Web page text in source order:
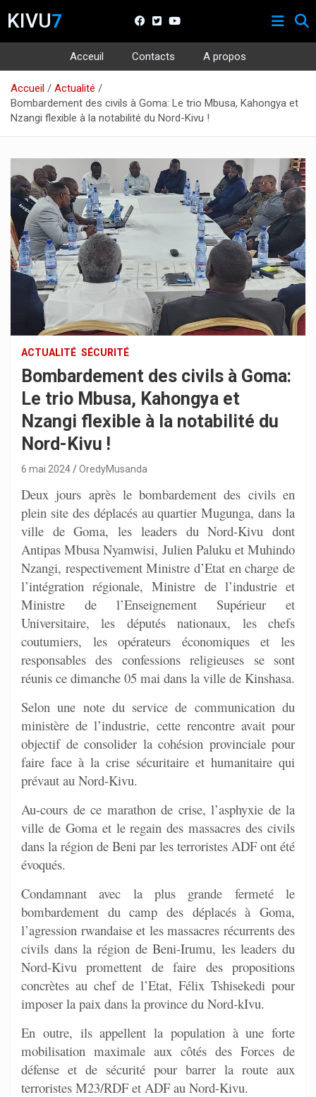
KIVU7
Acceuil Contacts
A propos
contenu
Accueil
Actualité
Bombardement des civils à Goma: Le trio Mbusa, Kahongya et
Nzangi flexible à la notabilité du Nord-Kivu !
ACTUALITÉ SÉCURITÉ
Bombardement des civils à Goma:
Le trio Mbusa, Kahongya et
Nzangi flexible à la notabilité du
Nord-Kivu !
6 mai 2024 OredyMusanda
Deux jours après le bombardement des civils en
plein site des déplacés au quartier Mugunga, dans la
ville de Goma, les leaders du Nord-Kivu dont
Antipas Mbusa Nyamwisi, Julien Paluku et Muhindo
Nzangi, respectivement Ministre d’Etat en charge de
l’intégration régionale, Ministre de l’industrie et
Ministre de l’Enseignement Supérieur et
Universitaire, les députés nationaux, les chefs
coutumiers, les opérateurs économiques et les
responsables des confessions religieuses se sont
réunis ce dimanche 05 mai dans la ville de Kinshasa.
Selon une note du service de communication du
ministère de l’industrie, cette rencontre avait pour
objectif de consolider la cohésion provinciale pour
faire face à la crise sécuritaire et humanitaire qui
prévaut au Nord-Kivu.
Au-cours de ce marathon de crise, l’asphyxie de la
ville de Goma et le regain des massacres des civils
dans la région de Beni par les terroristes ADF ont été
évoqués.
Condamnant avec la plus grande fermeté le
bombardement du camp des déplacés à Goma,
l’agression rwandaise et les massacres récurrents des
civils dans la région de Beni-Irumu, les leaders du
Nord-Kivu promettent de faire des propositions
concrètes au chef de l’Etat, Félix Tshisekedi pour
imposer la paix dans la province du Nord-kIvu.
En outre, ils appellent la population à une forte
mobilisation maximale aux côtés des Forces de
défense et de sécurité pour barrer la route aux
terroristes M23/RDF et ADF au Nord-Kivu.